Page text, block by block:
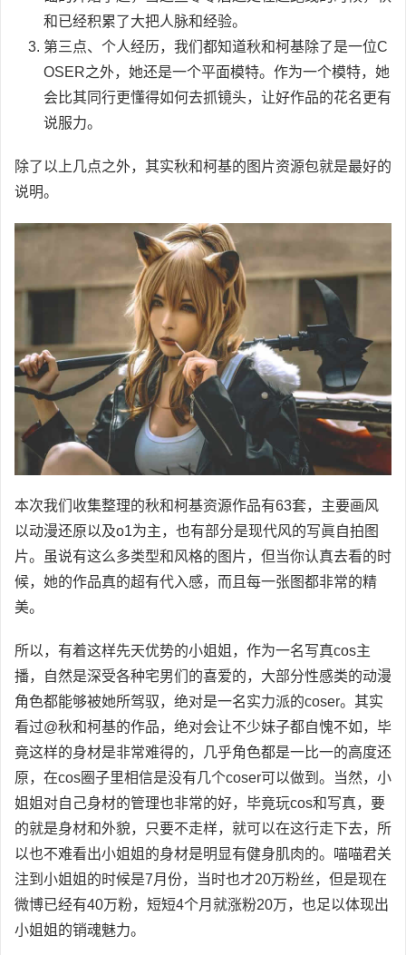
和已经积累了大把人脉和经验。
第三点、个人经历，我们都知道秋和柯基除了是一位C
OSER之外，她还是一个平面模特。作为一个模特，她
会比其同行更懂得如何去抓镜头，让好作品的花名更有
说服力。
除了以上几点之外，其实秋和柯基的图片资源包就是最好的
说明。
本次我们收集整理的秋和柯基资源作品有63套，主要画风
以动漫还原以及o1为主，也有部分是现代风的写眞自拍图
片。虽说有这么多类型和风格的图片，但当你认真去看的时
候，她的作品真的超有代入感，而且每一张图都非常的精
美。
所以，有着这样先天优势的小姐姐，作为一名写真cos主
播，自然是深受各种宅男们的喜爱的，大部分性感类的动漫
角色都能够被她所驾驭，绝对是一名实力派的coser。其实
看过@秋和柯基的作品，绝对会让不少妹子都自愧不如，毕
竟这样的身材是非常难得的，几乎角色都是一比一的高度还
原，在cos圈子里相信是没有几个coser可以做到。当然，小
姐姐对自己身材的管理也非常的好，毕竟玩cos和写真，要
的就是身材和外貌，只要不走样，就可以在这行走下去，所
以也不难看出小姐姐的身材是明显有健身肌肉的。喵喵君关
注到小姐姐的时候是7月份，当时也才20万粉丝，但是现在
微博已经有40万粉，短短4个月就涨粉20万，也足以体现出
小姐姐的销魂魅力。